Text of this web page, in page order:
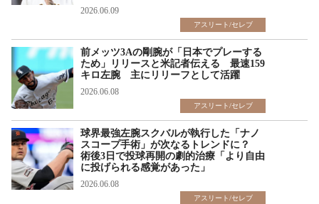
2026.06.09
アスリート/セレブ
前メッツ3Aの剛腕が「日本でプレーする
ため」リリースと米記者伝える 最速159
キロ左腕 主にリリーフとして活躍
2026.06.08
アスリート/セレブ
球界最強左腕スクバルが執行した「ナノ
スコープ手術」が次なるトレンドに？
術後3日で投球再開の劇的治療「より自由
に投げられる感覚があった」
2026.06.08
アスリート/セレブ